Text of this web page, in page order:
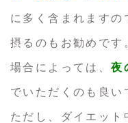
に多く含まれますの
摂るのもお勧めです
場合によっては、夜
でいただくのも良い
ただし、ダイエット